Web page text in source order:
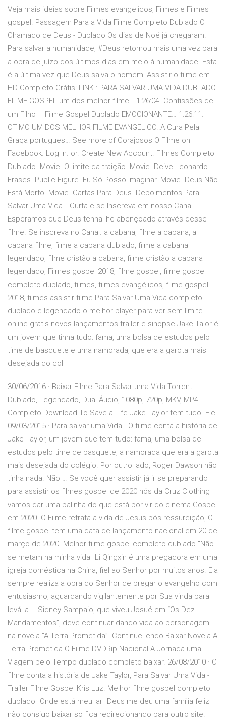
Veja mais ideias sobre Filmes evangelicos, Filmes e Filmes
gospel. Passagem Para a Vida Filme Completo Dublado O
Chamado de Deus - Dublado Os dias de Noé já chegaram!
Para salvar a humanidade, #Deus retornou mais uma vez para
a obra de juízo dos últimos dias em meio à humanidade. Esta
é a última vez que Deus salva o homem! Assistir o filme em
HD Completo Grátis: LINK : PARA SALVAR UMA VIDA DUBLADO
FILME GOSPEL um dos melhor filme… 1:26:04. Confissões de
um Filho – Filme Gospel Dublado EMOCIONANTE… 1:26:11.
OTIMO UM DOS MELHOR FILME EVANGELICO..A Cura Pela
Graça portugues… See more of Corajosos O Filme on
Facebook. Log In. or. Create New Account. Filmes Completo
Dublado. Movie. O limite da traição. Movie. Deive Leonardo
Frases. Public Figure. Eu Só Posso Imaginar. Movie. Deus Não
Está Morto. Movie. Cartas Para Deus. Depoimentos Para
Salvar Uma Vida… Curta e se Inscreva em nosso Canal
️Esperamos que Deus tenha lhe abençoado através desse
filme. Se inscreva no Canal. a cabana, filme a cabana, a
cabana filme, filme a cabana dublado, filme a cabana
legendado, filme cristão a cabana, filme cristão a cabana
legendado, Filmes gospel 2018, filme gospel, filme gospel
completo dublado, filmes, filmes evangélicos, filme gospel
2018, filmes assistir filme Para Salvar Uma Vida completo
dublado e legendado o melhor player para ver sem limite
online gratis novos lançamentos trailer e sinopse Jake Talor é
um jovem que tinha tudo: fama, uma bolsa de estudos pelo
time de basquete e uma namorada, que era a garota mais
desejada do col
30/06/2016 · Baixar Filme Para Salvar uma Vida Torrent
Dublado, Legendado, Dual Áudio, 1080p, 720p, MKV, MP4
Completo Download To Save a Life Jake Taylor tem tudo. Ele
09/03/2015 · Para salvar uma Vida - O filme conta a história de
Jake Taylor, um jovem que tem tudo: fama, uma bolsa de
estudos pelo time de basquete, a namorada que era a garota
mais desejada do colégio. Por outro lado, Roger Dawson não
tinha nada. Não … Se você quer assistir já ir se preparando
para assistir os filmes gospel de 2020 nós da Cruz Clothing
vamos dar uma palinha do que está por vir do cinema Gospel
em 2020. O Filme retrata a vida de Jesus pós ressureição, O
filme gospel tem uma data de lançamento nacional em 20 de
março de 2020. Melhor filme gospel completo dublado "Não
se metam na minha vida" Li Qingxin é uma pregadora em uma
igreja doméstica na China, fiel ao Senhor por muitos anos. Ela
sempre realiza a obra do Senhor de pregar o evangelho com
entusiasmo, aguardando vigilantemente por Sua vinda para
levá-la … Sidney Sampaio, que viveu Josué em “Os Dez
Mandamentos”, deve continuar dando vida ao personagem
na novela “A Terra Prometida”. Continue lendo Baixar Novela A
Terra Prometida O Filme DVDRip Nacional A Jornada uma
Viagem pelo Tempo dublado completo baixar. 26/08/2010 · O
filme conta a história de Jake Taylor, Para Salvar Uma Vida -
Trailer Filme Gospel Kris Luz. Melhor filme gospel completo
dublado "Onde está meu lar" Deus me deu uma família feliz
não consigo baixar so fica redirecionando para outro site.